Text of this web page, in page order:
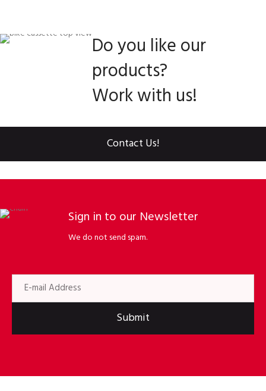
Do you like our
products?
Work with us!
Contact Us!
Sign in to our Newsletter
We do not send spam.
Submit